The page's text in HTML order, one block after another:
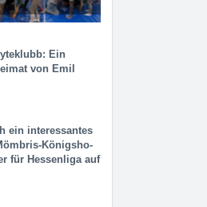
Ein
von Emil
ein in­ter­es­san­tes
Kö­n­igs­ho­
für Hessenliga auf